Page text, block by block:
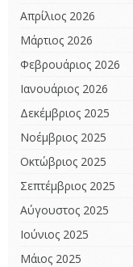
Απρίλιος 2026
Μάρτιος 2026
Φεβρουάριος 2026
Ιανουάριος 2026
Δεκέμβριος 2025
Νοέμβριος 2025
Οκτώβριος 2025
Σεπτέμβριος 2025
Αύγουστος 2025
Ιούνιος 2025
Μάιος 2025